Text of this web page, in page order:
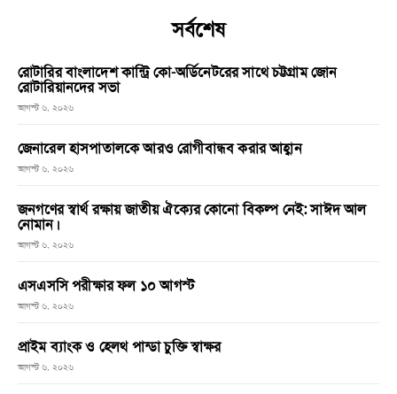
সর্বশেষ
রোটারির বাংলাদেশ কান্ট্রি কো-অর্ডিনেটরের সাথে চট্টগ্রাম জোন
রোটারিয়ানদের সভা
আগস্ট ৬, ২০২৬
জেনারেল হাসপাতালকে আরও রোগীবান্ধব করার আহ্বান
আগস্ট ৬, ২০২৬
জনগণের স্বার্থ রক্ষায় জাতীয় ঐক্যের কোনো বিকল্প নেই: সাঈদ আল
নোমান।
আগস্ট ৬, ২০২৬
এসএসসি পরীক্ষার ফল ১০ আগস্ট
আগস্ট ৬, ২০২৬
প্রাইম ব্যাংক ও হেলথ পান্ডা চুক্তি স্বাক্ষর
আগস্ট ৬, ২০২৬